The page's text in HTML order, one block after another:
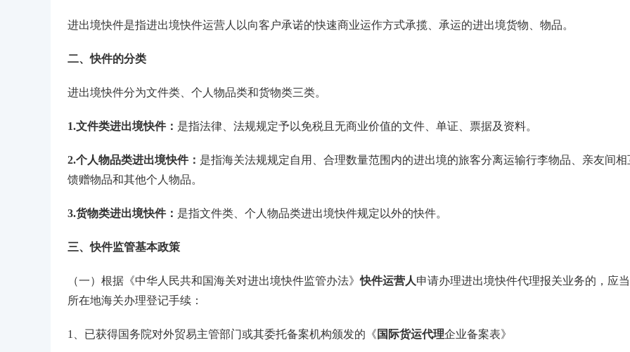
进出境快件是指进出境快件运营人以向客户承诺的快速商业运作方式承揽、承运的进出境货物、物品。
二、快件的分类
进出境快件分为文件类、个人物品类和货物类三类。
1.文件类进出境快件： 是指法律、法规规定予以免税且无商业价值的文件、单证、票据及资料。
2.个人物品类进出境快件： 是指海关法规规定自用、合理数量范围内的进出境的旅客分离运输行李物品、亲友间相
馈赠物品和其他个人物品。
3.货物类进出境快件： 是指文件类、个人物品类进出境快件规定以外的快件。
三、快件监管基本政策
（一）根据《中华人民共和国海关对进出境快件监管办法》快件运营人申请办理进出境快件代理报关业务的，应
所在地海关办理登记手续：
1、已获得国务院对外贸易主管部门或其委托备案机构颁发的《 国际货运代理企业备案表》